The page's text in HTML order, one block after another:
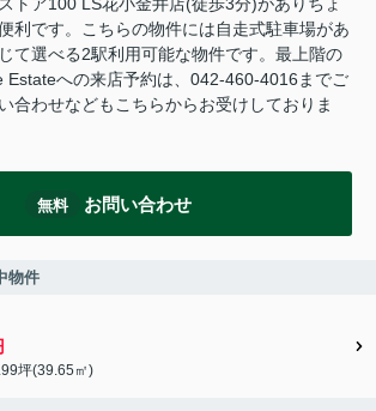
トア100 LS花小金井店(徒歩3分)がありちょ
利です。こちらの物件には自走式駐車場があ
て選べる2駅利用可能な物件です。最上階の
Estateへの来店予約は、042-460-4016までご
合わせなどもこちらからお受けしておりま
無料 お問い合わせ
物件
坪(39.65㎡)